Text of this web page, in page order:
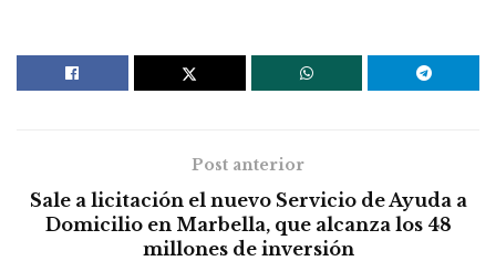
Post anterior
Sale a licitación el nuevo Servicio de Ayuda a
Domicilio en Marbella, que alcanza los 48
millones de inversión